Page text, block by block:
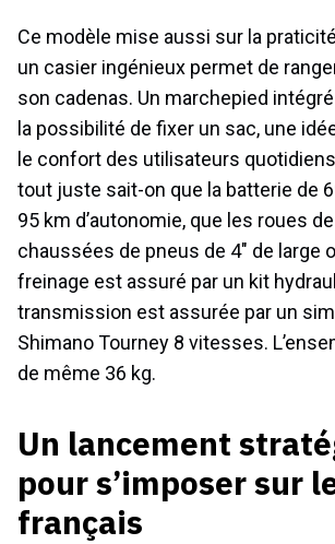
Ce modèle mise aussi sur la
un casier ingénieux permet de
son cadenas. Un marchepied
la possibilité de fixer un sac, une
le confort des utilisateurs
tout juste sait-on que la batterie de
95 km d’autonomie, que les roues
chaussées de pneus de 4″ de large
freinage est assuré par un kit
transmission est assurée par un
Shimano Tourney 8 vitesses.
de même 36 kg.
Un lancement
pour s’imposer sur
français